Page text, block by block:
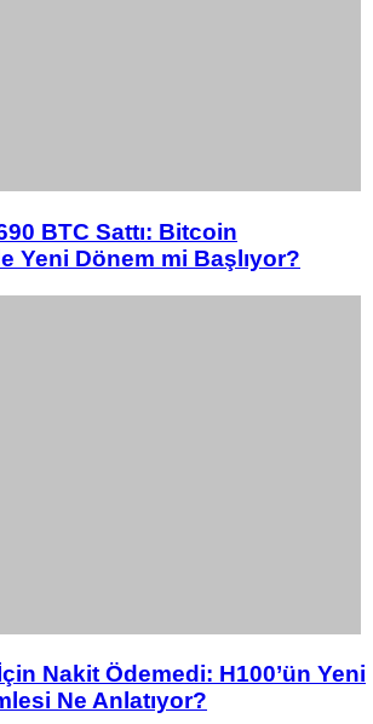
BTC Sattı: Bitcoin
Yeni Dönem mi Başlıyor?
Nakit Ödemedi: H100’ün Yeni
Ne Anlatıyor?